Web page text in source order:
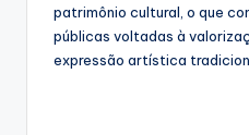
patrimônio cultural, o que
públicas voltadas à
expressão artística